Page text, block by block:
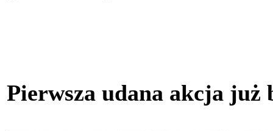
Pierwsza udana akcja już